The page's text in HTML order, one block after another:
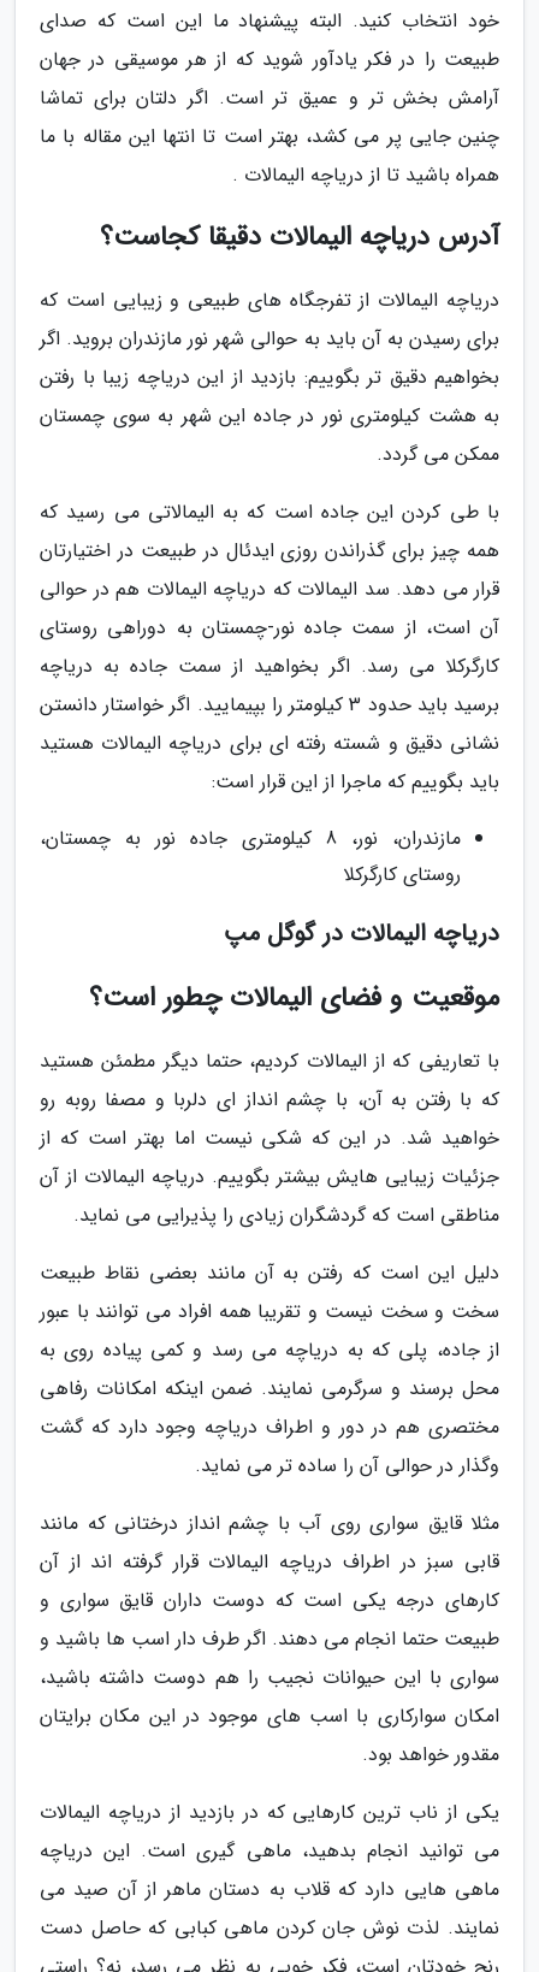
خود انتخاب کنید. البته پیشنهاد ما این است که صدای
طبیعت را در فکر یادآور شوید که از هر موسیقی در جهان
آرامش بخش تر و عمیق تر است. اگر دلتان برای تماشا
چنین جایی پر می کشد، بهتر است تا انتها این مقاله با ما
همراه باشید تا از دریاچه الیمالات .
آدرس دریاچه الیمالات دقیقا کجاست؟
دریاچه الیمالات از تفرجگاه های طبیعی و زیبایی است که
برای رسیدن به آن باید به حوالی شهر نور مازندران بروید. اگر
بخواهیم دقیق تر بگوییم: بازدید از این دریاچه زیبا با رفتن
به هشت کیلومتری نور در جاده این شهر به سوی چمستان
ممکن می گردد.
با طی کردن این جاده است که به الیمالاتی می رسید که
همه چیز برای گذراندن روزی ایدئال در طبیعت در اختیارتان
قرار می دهد. سد الیمالات که دریاچه الیمالات هم در حوالی
آن است، از سمت جاده نور-چمستان به دوراهی روستای
کارگرکلا می رسد. اگر بخواهید از سمت جاده به دریاچه
برسید باید حدود 3 کیلومتر را بپیمایید. اگر خواستار دانستن
نشانی دقیق و شسته رفته ای برای دریاچه الیمالات هستید
باید بگوییم که ماجرا از این قرار است:
مازندران، نور، 8 کیلومتری جاده نور به چمستان،
روستای کارگرکلا
دریاچه الیمالات در گوگل مپ
موقعیت و فضای الیمالات چطور است؟
با تعاریفی که از الیمالات کردیم، حتما دیگر مطمئن هستید
که با رفتن به آن، با چشم انداز ای دلربا و مصفا روبه رو
خواهید شد. در این که شکی نیست اما بهتر است که از
جزئیات زیبایی هایش بیشتر بگوییم. دریاچه الیمالات از آن
مناطقی است که گردشگران زیادی را پذیرایی می نماید.
دلیل این است که رفتن به آن مانند بعضی نقاط طبیعت
سخت و سخت نیست و تقریبا همه افراد می توانند با عبور
از جاده، پلی که به دریاچه می رسد و کمی پیاده روی به
محل برسند و سرگرمی نمایند. ضمن اینکه امکانات رفاهی
مختصری هم در دور و اطراف دریاچه وجود دارد که گشت
وگذار در حوالی آن را ساده تر می نماید.
مثلا قایق سواری روی آب با چشم انداز درختانی که مانند
قابی سبز در اطراف دریاچه الیمالات قرار گرفته اند از آن
کارهای درجه یکی است که دوست داران قایق سواری و
طبیعت حتما انجام می دهند. اگر طرف دار اسب ها باشید و
سواری با این حیوانات نجیب را هم دوست داشته باشید،
امکان سوارکاری با اسب های موجود در این مکان برایتان
مقدور خواهد بود.
یکی از ناب ترین کارهایی که در بازدید از دریاچه الیمالات
می توانید انجام بدهید، ماهی گیری است. این دریاچه
ماهی هایی دارد که قلاب به دستان ماهر از آن صید می
نمایند. لذت نوش جان کردن ماهی کبابی که حاصل دست